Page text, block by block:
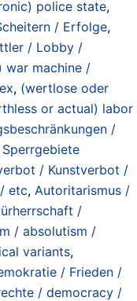
police state,
/ Erfolge,
/ Lobby /
war machine /
, (wertlose oder
or actual) labor
/
/ Kunstverbot /
etc, Autoritarismus /
/
/ absolutism /
variants,
/ Frieden /
/ democracy /